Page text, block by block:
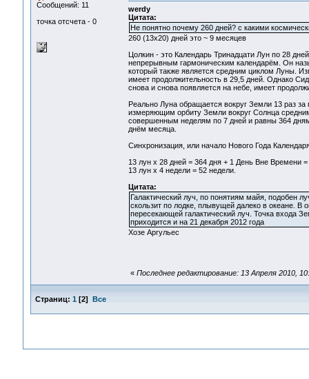
Сообщений: 11
точка отсчета - 0
werdy
Цитата:
Не понятно почему 260 дней? с какими
260 (13х20) дней это ~ 9 месяцев
Цолкин - это Календарь Тринадцати Лун по 28
непрерывным гармоническим календарём. Он
который также является средним циклом Луны.
имеет продолжительность в 29,5 дней. Однако
снова и снова появляется на небе, имеет
Реально Луна обращается вокруг Земли 13 раз
измеряющим орбиту Земли вокруг Солнца
совершенным неделям по 7 дней и равны 364
днём месяца.
Синхронизация, или начало Нового Года
13 лун х 28 дней = 364 дня + 1 День Вне Времени =
13 лун х 4 недели = 52 недели.
Цитата:
Галактический луч, по понятиям майя, подобен
скользит по лодке, плывущей далеко в океане.
пересекающей галактический луч. Точка входа
приходится и на 21 декабря 2012 года
Хозе Аргульес
« Последнее редактирование: 13 Апреля 2010,
Страниц: 1 [2] Все